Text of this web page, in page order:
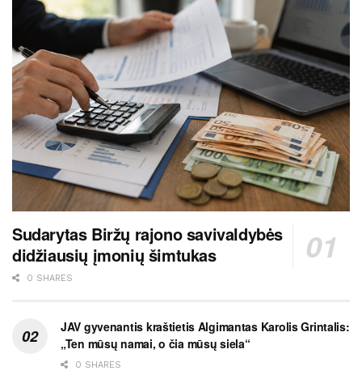
Sudarytas Biržų rajono savivaldybės
didžiausių įmonių šimtukas
0 SHARES
JAV gyvenantis kraštietis Algimantas Karolis Grintalis:
„Ten mūsų namai, o čia mūsų siela“
0 SHARES